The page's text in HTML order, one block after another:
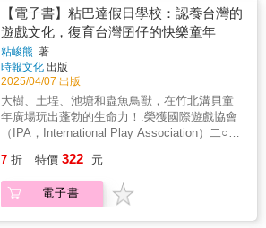
能不犯法。──蔡孟耘（小壁虎老師）／宜蘭縣
竹林國小教師（以上推薦者按姓氏筆劃排序）
好）」，我也融入於這個章節裡，希望師長可
以在日常生活中，帶著孩子去實踐這一系列的
素養思維。第三章：生活力——以人為本的學
習「生活力」是時代下的新趨勢。孩子就「活
生生」地「活」在「生命」中，我們應落實
「以人為本」的教育模式，引導孩子在生活中
進行各式學習。包括走入大自然、感受日常的
一切、對各式生活文本有所覺知。如同先前出
版的《讀寫生活好好玩》，都是鼓勵師長帶孩
子在生活中創想。近年來的教學與升學趨勢，
也出現大量的「生活情境」佈題，為的就是要
喚醒師長：引導孩子「生活學習、學習生
活」。唯有關心生活，才不致於與學習產生本
觀察與感受到的一切，撰述成文，彙集成書，
綜整成孩子極度需要的六項競爭力。第一章：
國際力——跨越國界的視野從國際力來看，孩
子未來的競爭力將比我們更為激烈，且未來的
工作職場將更具國際挑戰。基於這個原因，我
羅列了「國際力」的八篇文章，引導師長帶著
孩子一起學習。我也特別融入了「行旅世界」
的視角，讓師長們知道國際力的引導，絕不是
是可以採輕鬆的角度去關照一切。第二章：素
養力——跨域思考的實踐「素養力」是教育的
新興名詞，內容非常廣泛。整體而言，它在培
養孩子活化、創新、跨域、思考的能力。尤其
第1章 教學心法釐清教學本質、淬鍊教育初
心，助各位老師創造獨樹一幟的人文教學風
景。第2章 應用案例分享教學人生中遇到的各
種特殊狀況，以及處理改善的過程。第3章 教
學行政介紹「課程執行面」的各種問題，提供
給培訓單位與對行政有興趣的老師參考。第4
章 教學修煉闡述「專業講師素養」養成三大
條件：外功、內功、修為。★書末收錄108句中
英對照 「楊士比亞曰」，教學時使用，學習記
憶更深刻！各界名人誠摯推薦簡靜惠 洪建全基
景長｜柯全恒（Rick） 天來人才管顧公司 執
行長｜王一郎 賦力企管顧問公司 創辦人｜王
芬瑛（Sally） 職涯、流通服務業專業講師｜
小學為多，建議中小學教師，尤其擔任導師者
詳讀。本書設計主題分類與QA形式，採小篇幅
編排方式，可以利用忙碌之餘的短暫閒暇時間
閱讀，也可作為工具書，於實務現場遭遇問題
時隨時查詢解惑。──李逢堅／東吳大學師資培
育中心專任教授 ◎欣見明潔老師出版這本教師
諮詢寶典！不早說！我還曾搞了幾大張的圖示
研究半天，要是早點出就更好了！──胡語姍／
鐘，防止我們觸法；也可謂護身符，避免被惡
意對待；更是一份說明書，當教師面臨通報或
懲處疑慮時，能幫助我們釐清事實、辨識是否
埕、四座茅草屋、十七座樹屋、玉米迷宮、大
沙池、吊床區、天空步道、竹子溜滑梯與盪鞦
韆，到創作桌、生火區、香蕉園與西瓜田、養
狗養鴨養魚、環保廁所……是粘巴達校長與老
師們全力復育台灣遊戲文化的「童年夢想國」
大本營。.粘巴達校長主張，在田野玩耍最能培
養兒童生命力和第一手經驗，想恢復孩子生機
盎然的生命力，想讓孩子依照自身感官需求發
展敏銳的知覺和感覺，就要讓他們自由自在地
玩耍。.假日學校採用「直接進入情境」的整體
作、烹飪、玩遊戲、捉蟲到建造樹屋，以童年
廣場為核心，從「蛋蛋相撲大賽」玩到「阿里
巴巴與四十大盜」，從樹葉偶、竹刀劍玩到
【電子書】粘巴達假日學校：認養台灣的
遊戲文化，復育台灣囝仔的快樂童年
粘峻熊 著
時報文化 出版
2025/04/07 出版
大樹、土埕、池塘和蟲魚鳥獸，在竹北溝貝童
年廣場玩出蓬勃的生命力！.榮獲國際遊戲協會
（IPA，International Play Association）二○二
假日學校是一所致力帶給孩子快樂童年的非典
型學校。.學校裡有大樹、有土埕、有動物、有
池塘、炊煙裊裊，是一間鼓勵孩子自由玩耍，
7 折 特價 322 元
電子書